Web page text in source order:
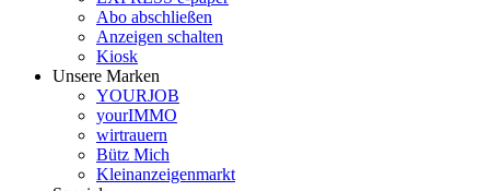
Abo abschließen
Anzeigen schalten
Kiosk
Unsere Marken
YOURJOB
yourIMMO
wirtrauern
Bütz Mich
Kleinanzeigenmarkt